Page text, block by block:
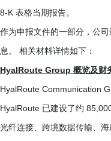
8-K 表格当期报告。
作为申报文件的一部分，公
息。 相关材料详情如下：
HyalRoute Group 概览及财
HyalRoute Communication
HyalRoute 已建设了约
光纤连接、跨境数据传输、